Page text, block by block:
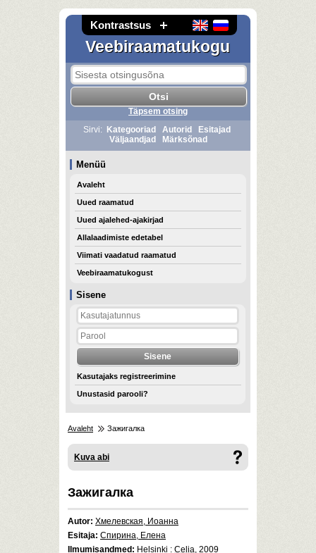
Kontrastsus
Veebiraamatukogu
Sisene
Kasutajaks registreerimine
Unustasid parooli?
Täpsem otsing
Sirvi:
Kategooriad Autorid
Esitajad
Väljaandjad
Märksõnad
Menüü
Avaleht
Uued raamatud
Uued ajalehed-ajakirjad
Allalaadimiste edetabel
Viimati vaadatud raamatud
Veebiraamatukogust
Avaleht Зажигалка
Kuva abi
Зажигалка
Autor: Хмелевская, Иоанна
Esitaja: Спирина, Елена
Ilmumisandmed: Helsinki : Celia, 2009